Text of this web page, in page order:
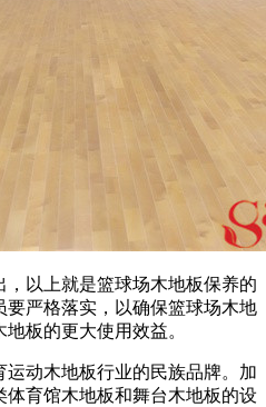
以上就是篮球场木地板保养的
严格落实，以确保篮球场木地
板的更大使用效益。
动木地板行业的民族品牌。加
育馆木地板和舞台木地板的设